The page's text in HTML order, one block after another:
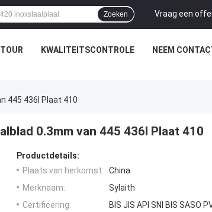
Vraag een
Zoeken
KWALITEITSCONTROLE NEEM
445 436l Plaat 410
0.3mm van 445 436l Plaat 410
Productdetails:
Plaats van herkomst:
China
Merknaam:
Sylaith
Certificering:
BIS JIS API SNI BIS SASO